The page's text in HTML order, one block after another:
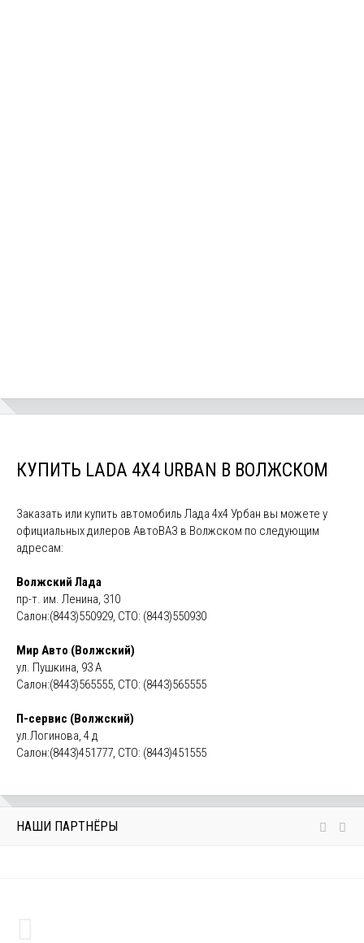
КУПИТЬ LADA 4X4 URBAN В ВОЛЖСКОМ
Заказать или купить автомобиль Лада 4х4 Урбан вы можете у
официальных дилеров АвтоВАЗ в Волжском по следующим
адресам:
Волжский Лада
пр-т. им. Ленина, 310
Салон:(8443)550929, СТО: (8443)550930
Мир Авто (Волжский)
ул. Пушкина, 93 А
Салон:(8443)565555, СТО: (8443)565555
П-сервис (Волжский)
ул.Логинова, 4 д
Салон:(8443)451777, СТО: (8443)451555
НАШИ ПАРТНЁРЫ